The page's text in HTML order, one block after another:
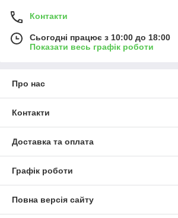
Контакти
Сьогодні працює з 10:00 до 18:00
Показати весь графік роботи
Про нас
Контакти
Доставка та оплата
Графік роботи
Повна версія сайту